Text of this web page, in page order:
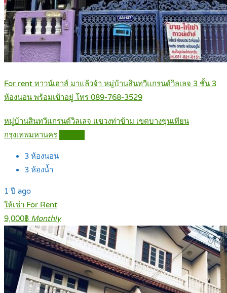
For rent ทาวน์เฮาส์ มาแล้วจ้า หมู่บ้านสินทวีแกรนด์วิลเลจ 3 ชั้น 3
ห้องนอน พร้อมเข้าอยู่ โทร 089-768-3529
หมู่บ้านสินทวีแกรนด์วิลเลจ แขวงท่าข้าม เขตบางขุนเทียน
กรุงเทพมหานคร
3 ห้องนอน
3 ห้องน้ำ
1 ปี ago
ให้เช่า For Rent
9,000฿ Monthly